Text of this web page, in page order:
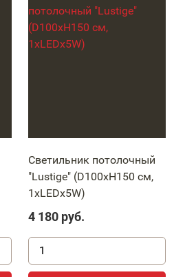
Светильник потолочный
"Lustige" (D100xH150 см,
1xLEDx5W)
4 180 руб.